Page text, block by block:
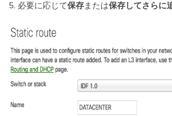
必要に応じて保存または保存してさらに